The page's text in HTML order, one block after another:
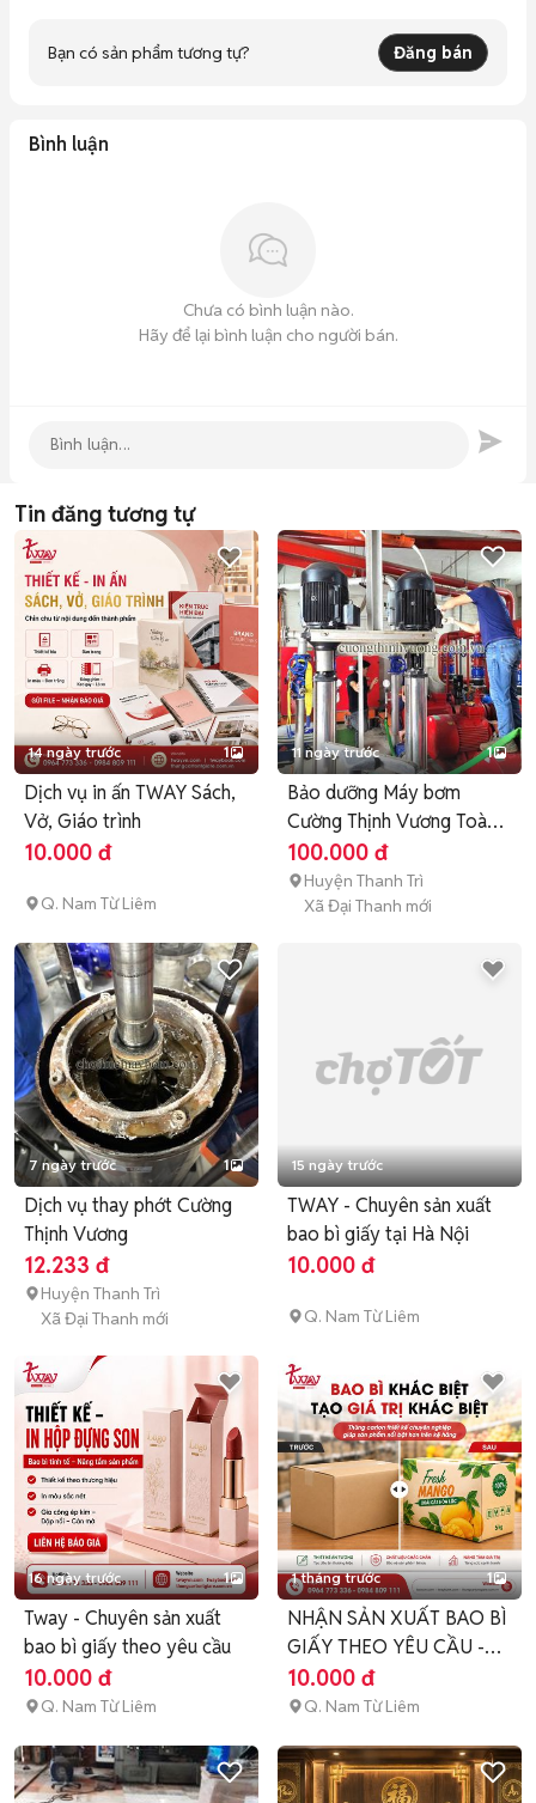
Bạn có sản phẩm tương tự? Đăng bán
Bình luận
Chưa có bình luận nào.
Hãy để lại bình luận cho người bán.
Tin đăng tương tự
14 ngày trước 1
Dịch vụ in ấn TWAY Sách,
Vở, Giáo trình
10.000 đ
Q. Nam Từ Liêm
11 ngày trước 1
Bảo dưỡng Máy bơm
Cường Thịnh Vương Toàn
quốc
100.000 đ
Huyện Thanh Trì
Xã Đại Thanh mới
7 ngày trước 1
Dịch vụ thay phớt Cường
Thịnh Vương
12.233 đ
Huyện Thanh Trì
Xã Đại Thanh mới
15 ngày trước
TWAY - Chuyên sản xuất
bao bì giấy tại Hà Nội
10.000 đ
Q. Nam Từ Liêm
16 ngày trước 1
Tway - Chuyên sản xuất
bao bì giấy theo yêu cầu
10.000 đ
Q. Nam Từ Liêm
1 tháng trước 1
NHẬN SẢN XUẤT BAO BÌ
GIẤY THEO YÊU CẦU -
GIÁ XƯỞNG
10.000 đ
Q. Nam Từ Liêm